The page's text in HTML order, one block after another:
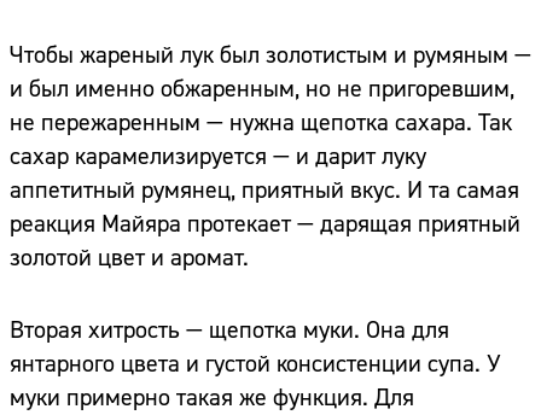
Чтобы жареный лук был золотистым и румяным —
и был именно обжаренным, но не пригоревшим,
не пережаренным — нужна щепотка сахара. Так
сахар карамелизируется — и дарит луку
аппетитный румянец, приятный вкус. И та самая
реакция Майяра протекает — дарящая приятный
золотой цвет и аромат.
Вторая хитрость — щепотка муки. Она для
янтарного цвета и густой консистенции супа. У
муки примерно такая же функция. Для